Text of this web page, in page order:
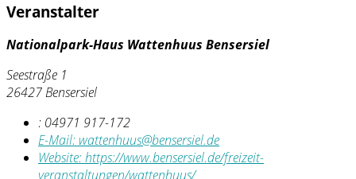
Veranstalter
Nationalpark-Haus Wattenhuus Bensersiel
Seestraße 1
26427 Bensersiel
: 04971 917-172
E-Mail: wattenhuus@bensersiel.de
Website:https://www.bensersiel.de/freizeit-
veranstaltungen/wattenhuus/